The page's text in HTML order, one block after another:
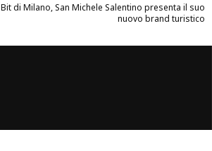
Bit di Milano, San Michele Salentino presenta il suo
nuovo brand turistico